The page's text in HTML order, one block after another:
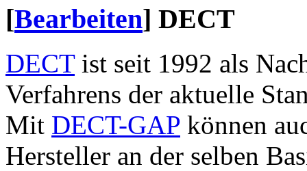
[Bearbeiten] DECT
DECTist seit 1992 als
Verfahrens der aktuelle
Mit DECT-GAP können
Hersteller an der selben